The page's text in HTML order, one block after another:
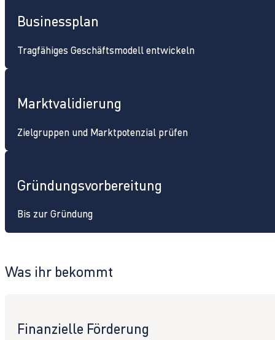
Businessplan
Tragfähiges Geschäftsmodell entwickeln
Marktvalidierung
Zielgruppen und Marktpotenzial prüfen
Gründungsvorbereitung
Bis zur Gründung
Was ihr bekommt
Finanzielle Förderung